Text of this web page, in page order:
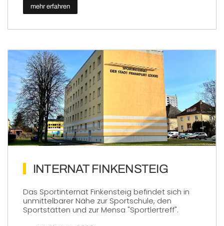
mehr erfahren
INTERNAT FINKENSTEIG
Das Sportinternat Finkensteig befindet sich in
unmittelbarer Nähe zur Sportschule, den
Sportstätten und zur Mensa "Sportlertreff".